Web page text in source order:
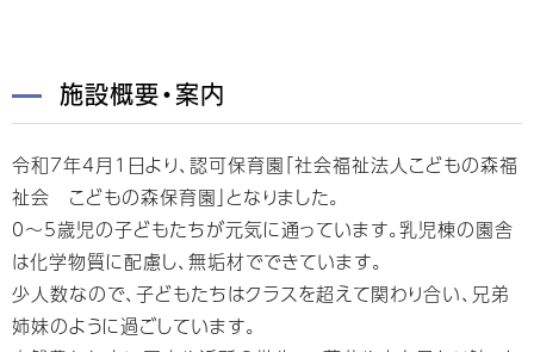
施設概要・案内
令和7年4月1日より、認可保育園「社会福祉法人こどもの森福
祉会 こどもの森保育園」となりました。
0～5歳児の子どもたちが元気に通っています。乳児棟の園舎
は化学物質に配慮し、無垢材でできています。
少人数なので、子どもたちはクラスを超えて関わり合い、兄弟
姉妹のように過ごしています。